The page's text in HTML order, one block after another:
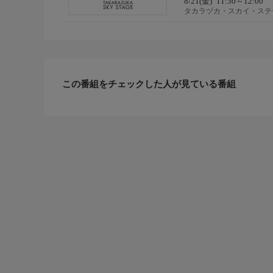
タカラヅカ・スカイ・ステ
この番組をチェックした人が見ている番組